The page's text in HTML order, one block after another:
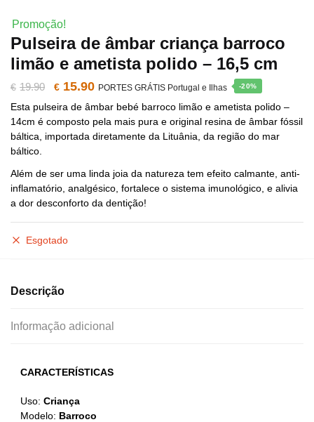
Promoção!
Pulseira de âmbar criança barroco
limão e ametista polido – 16,5 cm
€ 19.90
O
preço
original
era:
€19.90.
€ 15.90O
preço
atual
é:
€15.90.
PORTES GRÁTIS Portugal e Ilhas -20%
Esta pulseira de âmbar bebé barroco limão e ametista polido –
14cm é composto pela mais pura e original resina de âmbar fóssil
báltica, importada diretamente da Lituânia, da região do mar
báltico.
Além de ser uma linda joia da natureza tem efeito calmante, anti-
inflamatório, analgésico, fortalece o sistema imunológico, e alivia
a dor desconforto da dentição!
Esgotado
Descrição
Informação adicional
CARACTERÍSTICAS
Uso: Criança
Modelo: Barroco